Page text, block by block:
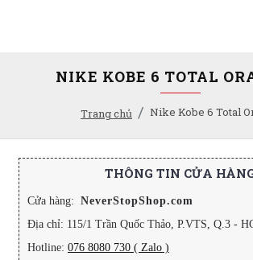
Trang chủ Nike Kobe 6 Total
NIKE KOBE 6 TOTAL
THÔNG TIN CỬA
Cửa hàng: NeverStopShop.com
Địa chỉ: 115/1 Trần Quốc Thảo, P.VTS, Q.3 -
Hotline: 076 8080 730 ( Zalo )